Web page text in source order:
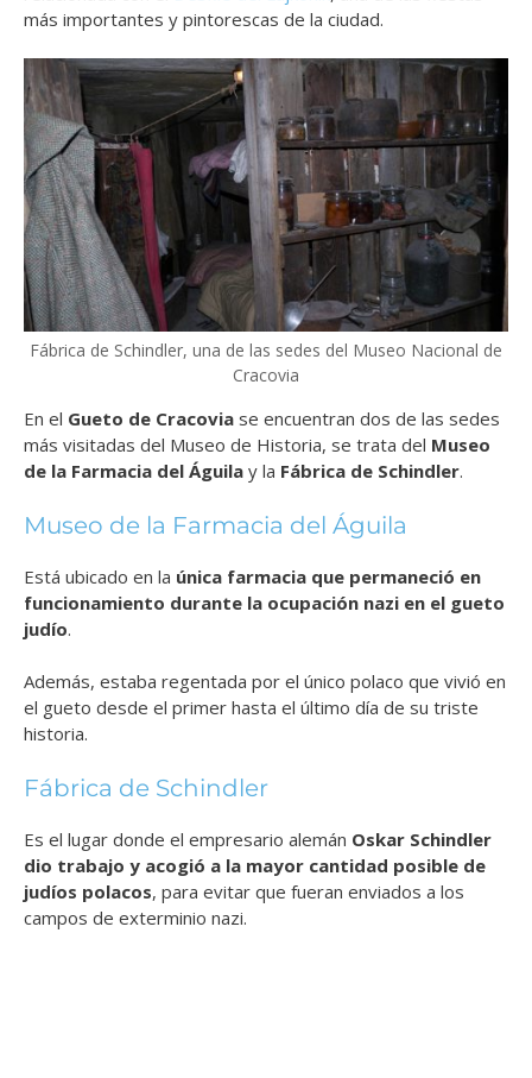
más importantes y pintorescas de la ciudad.
Fábrica de Schindler, una de las sedes del Museo Nacional de
Cracovia
En el Gueto de Cracovia se encuentran dos de las sedes
más visitadas del Museo de Historia, se trata del Museo
de la Farmacia del Águila y la Fábrica de Schindler.
Museo de la Farmacia del Águila
Está ubicado en la única farmacia que permaneció en
funcionamiento durante la ocupación nazi en el gueto
judío.
Además, estaba regentada por el único polaco que vivió en
el gueto desde el primer hasta el último día de su triste
historia.
Fábrica de Schindler
Es el lugar donde el empresario alemán Oskar Schindler
dio trabajo y acogió a la mayor cantidad posible de
judíos polacos, para evitar que fueran enviados a los
campos de exterminio nazi.